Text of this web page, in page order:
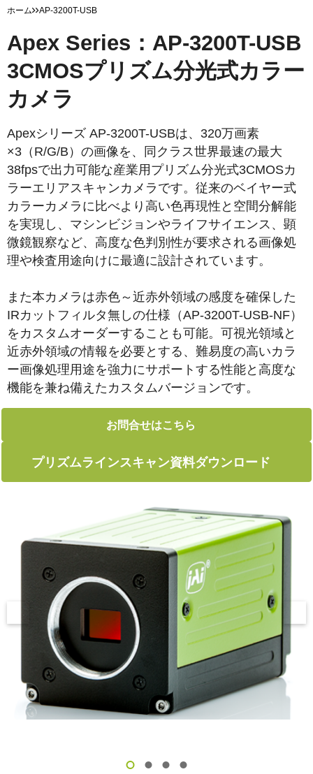
ホーム AP-3200T-USB
Apex Series：AP-3200T-USB
3CMOSプリズム分光式カラー
カメラ
Apexシリーズ AP-3200T-USBは、320万画素
×3（R/G/B）の画像を、同クラス世界最速の最大
38fpsで出力可能な産業用プリズム分光式3CMOSカ
ラーエリアスキャンカメラです。従来のベイヤー式
カラーカメラに比べより高い色再現性と空間分解能
を実現し、マシンビジョンやライフサイエンス、顕
微鏡観察など、高度な色判別性が要求される画像処
理や検査用途向けに最適に設計されています。
また本カメラは赤色～近赤外領域の感度を確保した
IRカットフィルタ無しの仕様（AP-3200T-USB-NF）
をカスタムオーダーすることも可能。可視光領域と
近赤外領域の情報を必要とする、難易度の高いカラ
ー画像処理用途を強力にサポートする性能と高度な
機能を兼ね備えたカスタムバージョンです。
お問合せはこちら
プリズムラインスキャン資料ダウンロード